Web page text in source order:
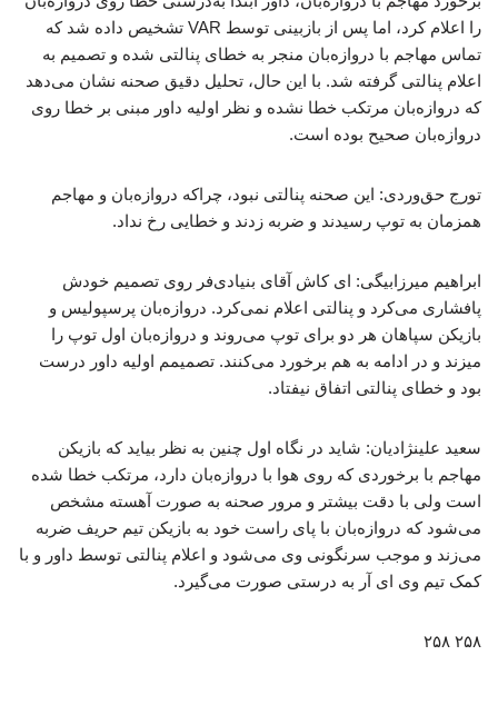
را اعلام کرد، اما پس از بازبینی توسط VAR تشخیص داده شد که
تماس مهاجم با دروازه‌بان منجر به خطای پنالتی شده و تصمیم به
اعلام پنالتی گرفته شد. با این حال، تحلیل دقیق صحنه نشان می‌دهد
که دروازه‌بان مرتکب خطا نشده و نظر اولیه داور مبنی بر خطا روی
دروازه‌بان صحیح بوده است.
تورج حق‌وردی: این صحنه پنالتی نبود، چراکه دروازه‌بان و مهاجم
همزمان به توپ رسیدند و ضربه زدند و خطایی رخ نداد.
ابراهیم میرزابیگی: ای کاش آقای بنیادی‌فر روی تصمیم خودش
پافشاری می‌کرد و پنالتی اعلام نمی‌کرد. دروازه‌بان پرسپولیس و
بازیکن سپاهان هر دو برای توپ می‌روند و دروازه‌بان اول توپ را
میزند و در ادامه به هم برخورد می‌کنند. تصمیمم اولیه داور درست
بود و خطای پنالتی اتفاق نیفتاد.
سعید علینژادیان: شاید در نگاه اول چنین به نظر بیاید که بازیکن
مهاجم با برخوردی که روی هوا با دروازه‌بان دارد، مرتکب خطا شده
است ولی با دقت بیشتر و مرور صحنه به صورت آهسته مشخص
می‌شود که دروازه‌بان با پای راست خود به بازیکن تیم حریف ضربه
می‌زند و موجب سرنگونی وی می‌شود و اعلام پنالتی توسط داور و با
کمک تیم وی ای آر به درستی صورت می‌گیرد.
۲۵۸ ۲۵۸